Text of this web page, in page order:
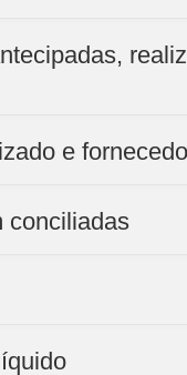
e
conciliadas